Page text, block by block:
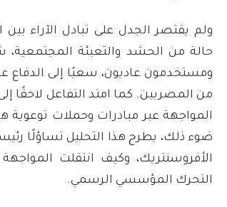
ولم يقتصر الجدل على تبادل الآراء
حالة من الحشد والتعبئة
ومستخدمون عاديون، سعيًا إلى الدفاع عن
من المصريين. كما امتد التفاعل
المواجهة عبر مبادرات وحملات توعوية
ضوء ذلك، يطرح هذا التحليل تساؤلًا
الأفروسنتريك، وكيف انتقلت
التحرك المؤسسي الرسمي.